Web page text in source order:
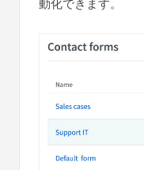
動化できます。